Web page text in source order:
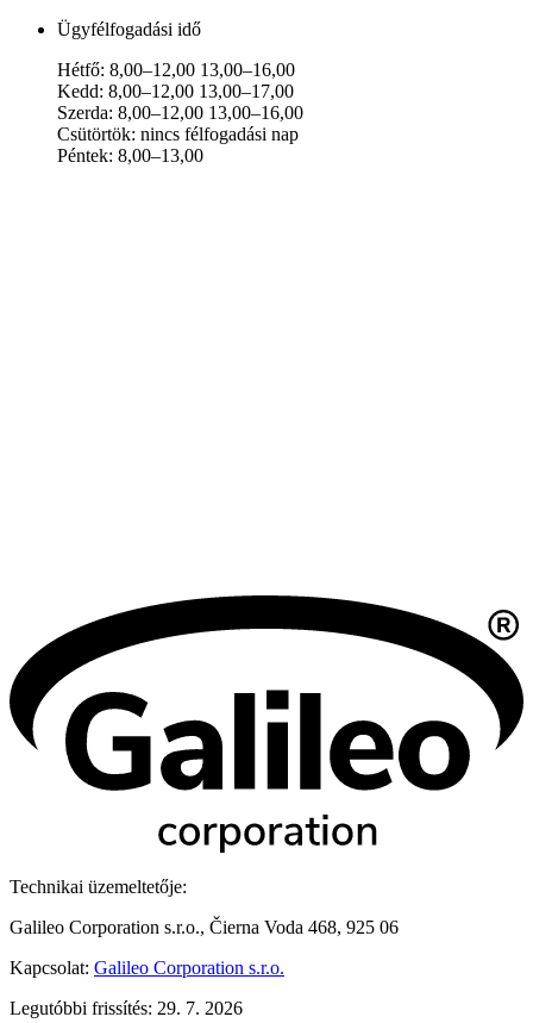
Ügyfélfogadási idő
Hétfő: 8,00–12,00 13,00–16,00
Kedd: 8,00–12,00 13,00–17,00
Szerda: 8,00–12,00 13,00–16,00
Csütörtök: nincs félfogadási nap
Péntek: 8,00–13,00
Technikai üzemeltetője:
Galileo Corporation s.r.o., Čierna Voda 468, 925 06
Kapcsolat: Galileo Corporation s.r.o.
Legutóbbi frissítés: 29. 7. 2026